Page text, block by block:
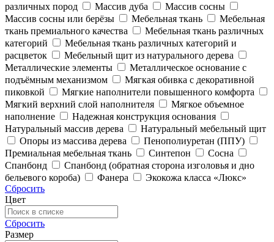
различных пород
Массив дуба
Массив сосны
Массив сосны или берёзы
Мебельная ткань
Мебельная
ткань премиального качества
Мебельная ткань различных
категорий
Мебельная ткань различных категорий и
расцветок
Мебельный щит из натурального дерева
Металлические элементы
Металлическое основание с
подъёмным механизмом
Мягкая обивка с декоративной
пиковкой
Мягкие наполнители повышенного комфорта
Мягкий верхний слой наполнителя
Мягкое объемное
наполнение
Надежная конструкция основания
Натуральный массив дерева
Натуральный мебельный щит
Опоры из массива дерева
Пенополиуретан (ППУ)
Премиальная мебельная ткань
Синтепон
Сосна
Спанбонд
Спанбонд (обратная сторона изголовья и дно
бельевого короба)
Фанера
Экокожа класса «Люкс»
Сбросить
Цвет
Сбросить
Размер